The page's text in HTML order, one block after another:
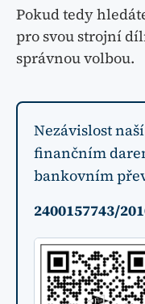
Pokud tedy
pro svou strojní
správnou volbou.
Nezávislost
finančním
bankovním
2400157743/